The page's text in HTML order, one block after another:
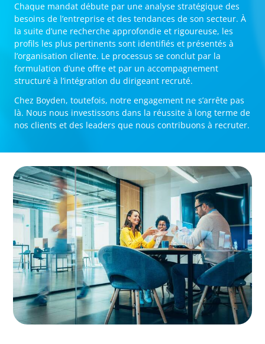
Chaque mandat débute par une analyse stratégique des
besoins de l’entreprise et des tendances de son secteur. À
la suite d’une recherche approfondie et rigoureuse, les
profils les plus pertinents sont identifiés et présentés à
l’organisation cliente. Le processus se conclut par la
formulation d’une offre et par un accompagnement
structuré à l’intégration du dirigeant recruté.
Chez Boyden, toutefois, notre engagement ne s’arrête pas
là. Nous nous investissons dans la réussite à long terme de
nos clients et des leaders que nous contribuons à recruter.